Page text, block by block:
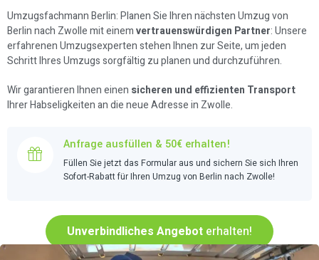
Umzugsfachmann Berlin: Planen Sie Ihren nächsten Umzug von
Berlin nach Zwolle mit einemvertrauenswürdigen Partner: Unsere
erfahrenen Umzugsexperten stehen Ihnen zur Seite, um jeden
Schritt Ihres Umzugs sorgfältig zu planen und durchzuführen.
Wir garantieren Ihnen einen sicheren und effizienten Transport
Ihrer Habseligkeiten an die neue Adresse in Zwolle.
Anfrage ausfüllen & 50€ erhalten!
Füllen Sie jetzt das Formular aus und sichern Sie sich Ihren
Sofort-Rabatt für Ihren Umzug von Berlin nach Zwolle!
Unverbindliches Angebot erhalten!